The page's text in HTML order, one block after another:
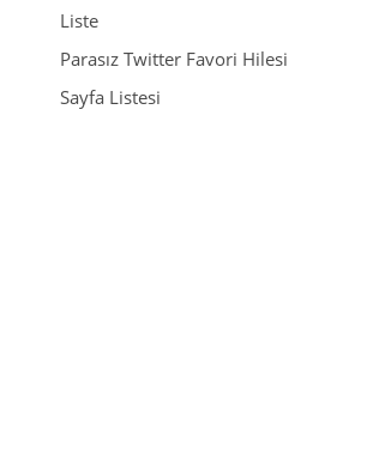
Liste
Parasız Twitter Favori Hilesi
Sayfa Listesi